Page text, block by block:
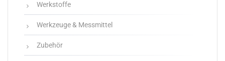
Werkstoffe
Werkzeuge & Messmittel
Zubehör